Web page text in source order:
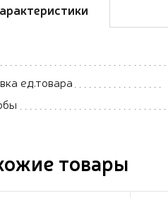
ед.товара
товары